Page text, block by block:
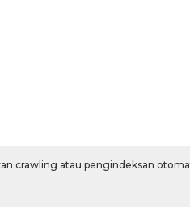
crawling atau pengindeksan